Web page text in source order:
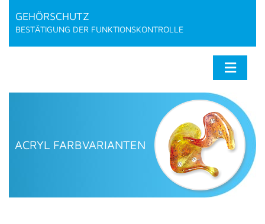
GEHÖRSCHUTZ
BESTÄTIGUNG DER FUNKTIONSKONTROLLE
ACRYL FARBVARIANTEN